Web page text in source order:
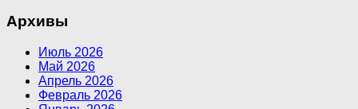
Архивы
Июль 2026
Май 2026
Апрель 2026
Февраль 2026